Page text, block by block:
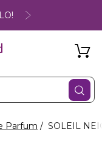
Parfum SOLEIL